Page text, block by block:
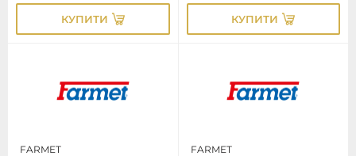
КУПИТИ КУПИТИ
FARMET
FARMET